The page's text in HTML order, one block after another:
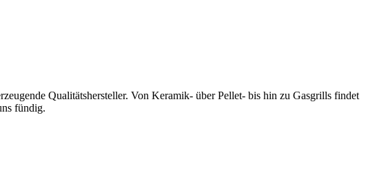
Qualitätshersteller. Von Keramik- über Pellet- bis hin zu Gasgrills findet
fündig.